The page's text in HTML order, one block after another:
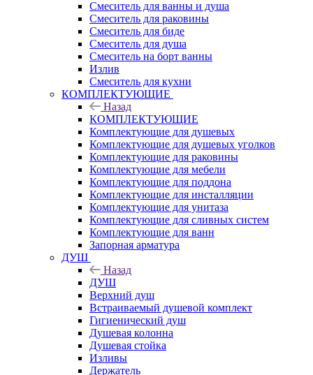
Смеситель для ванны и душа
Смеситель для раковины
Смеситель для биде
Смеситель для душа
Смеситель на борт ванны
Излив
Смеситель для кухни
КОМПЛЕКТУЮЩИЕ
Назад
КОМПЛЕКТУЮЩИЕ
Комплектующие для душевых
Комплектующие для душевых уголков
Комплектующие для раковины
Комплектующие для мебели
Комплектующие для поддона
Комплектующие для инсталляции
Комплектующие для унитаза
Комплектующие для сливных систем
Комплектующие для ванн
Запорная арматура
ДУШ
Назад
ДУШ
Верхний душ
Встраиваемый душевой комплект
Гигиенический душ
Душевая колонна
Душевая стойка
Изливы
Держатель